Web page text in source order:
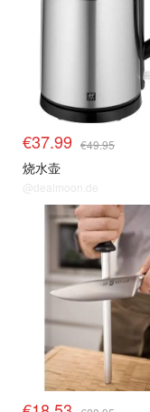
€37.99 €49.95
烧水壶
@dealmoon.de